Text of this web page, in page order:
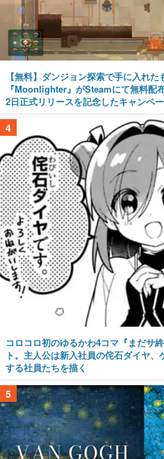
【無料】ダンジョン探索で手に入れ
『Moonlighter』がSteamにて無料
2日正式リリースを記念したキャンペ
4
コロコロ初のゆるかわ4コマ『まだサ
ト。主人公は新入社員の侘石ダイヤ
する社員たちを描く
5